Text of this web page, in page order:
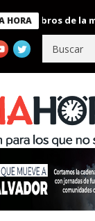
HORA de la